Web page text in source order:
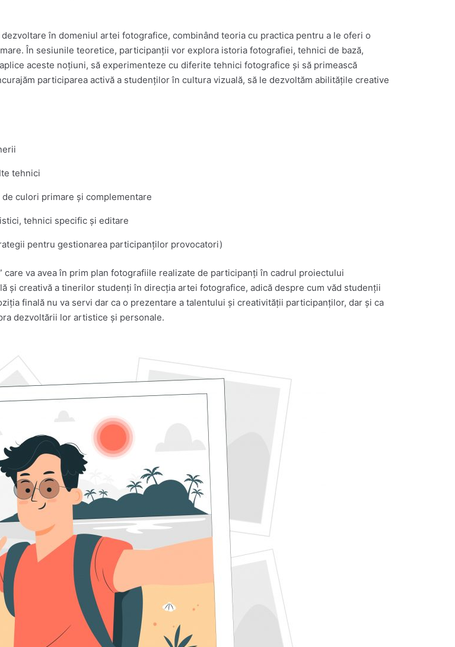
în domeniul artei fotografice, combinând teoria cu practica pentru a le oferi o
În sesiunile teoretice, participanții vor explora istoria fotografiei, tehnici de bază,
aceste noțiuni, să experimenteze cu diferite tehnici fotografice și să primească
participarea activă a studenților în cultura vizuală, să le dezvoltăm abilitățile creative
tehnici
culori primare și complementare
tehnici specific și editare
pentru gestionarea participanților provocatori)
care va avea în prim plan fotografiile realizate de participanți în cadrul proiectului
și creativă a tinerilor studenți în direcția artei fotografice, adică despre cum văd studenții
finală nu va servi dar ca o prezentare a talentului și creativității participanților, dar și ca
dezvoltării lor artistice și personale.